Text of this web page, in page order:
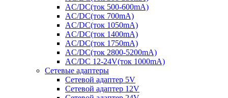
AC/DC(ток 500-600mA)
AC/DC(ток 700mA)
AC/DC(ток 1050mA)
AC/DC(ток 1400mA)
AC/DC(ток 1750mA)
AC/DC(ток 2800-5200mA)
AC/DC 12-24V(ток 1000mA)
Сетевые адаптеры
Сетевой адаптер 5V
Сетевой адаптер 12V